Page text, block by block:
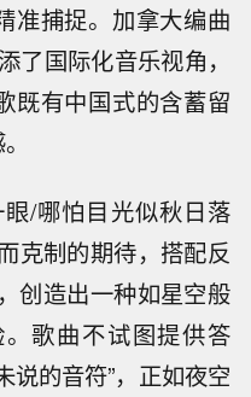
准捕捉。加拿大编曲
了国际化音乐视角，
既有中国式的含蓄留
/哪怕目光似秋日落
克制的期待，搭配反
创造出一种如星空般
歌曲不试图提供答
说的音符”，正如夜空